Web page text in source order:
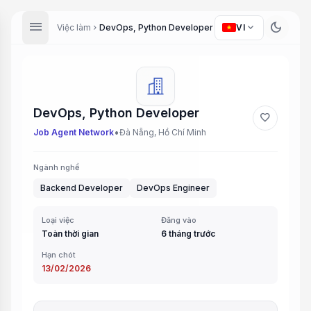
menu Việc làm chevron_right DevOps, Python Developer VI expand_more dark_mode
DevOps, Python Developer
Job Agent Network•Đà Nẵng, Hồ Chí Minh
favorite
Ngành nghề
Backend Developer DevOps Engineer
Loại việc
Toàn thời gian
Đăng vào
6 tháng trước
Hạn chót
13/02/2026